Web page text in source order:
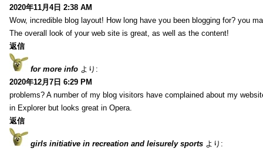
2020年11月4日 2:38 AM
Wow, incredible blog layout! How long have you been blogging for? you
The overall look of your web site is great, as well as the content!
返信
for more info より:
2020年12月7日 6:29 PM
problems? A number of my blog visitors have complained about my
in Explorer but looks great in Opera.
返信
girls initiative in recreation and leisurely sports より: